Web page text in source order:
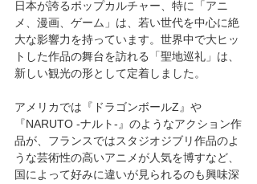
日本が誇るポップカルチャー、特に「アニ
メ、漫画、ゲーム」は、若い世代を中心に絶
大な影響力を持っています。世界中で大ヒッ
トした作品の舞台を訪れる「聖地巡礼」は、
新しい観光の形として定着しました。
アメリカでは『ドラゴンボールZ』や
『NARUTO -ナルト-』のようなアクション作
品が、フランスではスタジオジブリ作品のよ
うな芸術性の高いアニメが人気を博すなど、
国によって好みに違いが見られるのも興味深